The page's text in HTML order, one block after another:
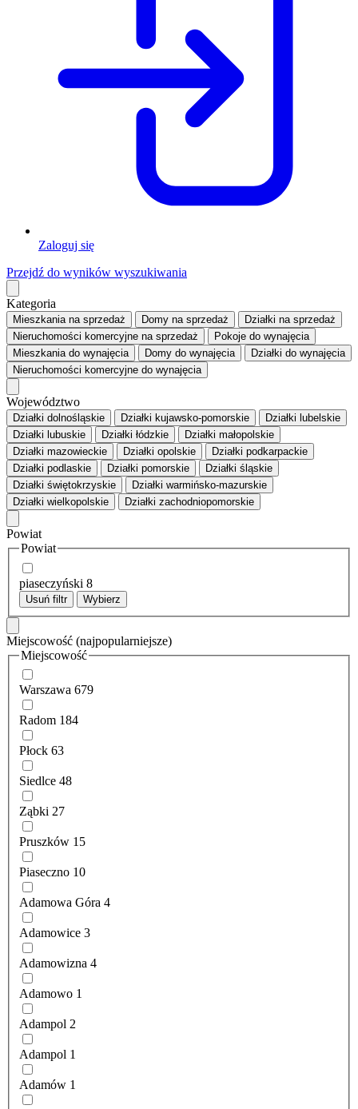
Zaloguj się
Przejdź do wyników wyszukiwania
Kategoria
Mieszkaniana sprzedaż Domy na sprzedaż Działki na sprzedaż
Nieruchomości komercyjne na sprzedaż Pokoje do wynajęcia
Mieszkaniado wynajęcia Domy do wynajęcia Działki do wynajęcia
Nieruchomości komercyjne do wynajęcia
Województwo
Działki dolnośląskie Działki kujawsko-pomorskie
Działki lubelskie
Działki lubuskie
Działki łódzkie
Działki małopolskie
Działki mazowieckie
Działki opolskie
Działki podkarpackie
Działki podlaskie
Działki pomorskie
Działki śląskie
Działki świętokrzyskie
Działki warmińsko-mazurskie
Działki wielkopolskie
Działki zachodniopomorskie
Powiat
Powiat
piaseczyński 8
Usuń filtr Wybierz
Miejscowość (najpopularniejsze)
Miejscowość
Warszawa 679
Radom 184
Płock 63
Siedlce 48
Ząbki 27
Pruszków 15
Piaseczno 10
Adamowa Góra 4
Adamowice 3
Adamowizna 4
Adamowo 1
Adampol 2
Adampol 1
Adamów 1